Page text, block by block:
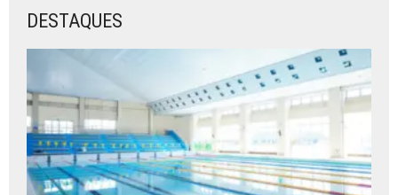
DESTAQUES